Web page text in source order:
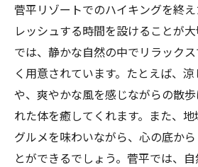
菅平リゾートでのハイキングを終
レッシュする時間を設けることが
では、静かな自然の中でリラック
く用意されています。たとえば、
や、爽やかな風を感じながらの散
れた体を癒してくれます。また、
グルメを味わいながら、心の底か
とができるでしょう。菅平では、